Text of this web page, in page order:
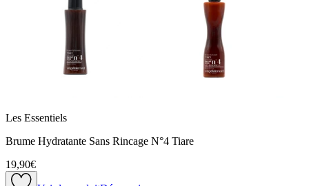
Les Essentiels
Brume Hydratante Sans Rincage N°4 Tiare
19,90€